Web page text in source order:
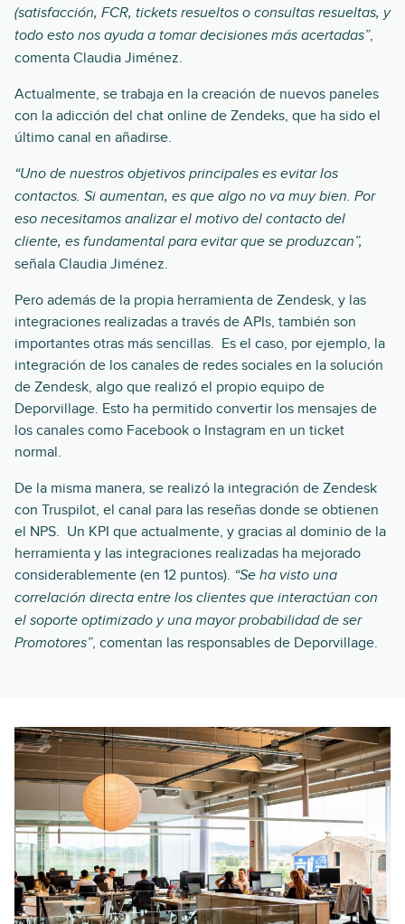
(satisfacción, FCR, tickets resueltos o consultas resueltas, y
todo esto nos ayuda a tomar decisiones más acertadas”,
comenta Claudia Jiménez.
Actualmente, se trabaja en la creación de nuevos paneles
con la adicción del chat online de Zendeks, que ha sido el
último canal en añadirse.
“Uno de nuestros objetivos principales es evitar los
contactos. Si aumentan, es que algo no va muy bien. Por
eso necesitamos analizar el motivo del contacto del
cliente, es fundamental para evitar que se produzcan”,
señala Claudia Jiménez.
Pero además de la propia herramienta de Zendesk, y las
integraciones realizadas a través de APIs, también son
importantes otras más sencillas. Es el caso, por ejemplo, la
integración de los canales de redes sociales en la solución
de Zendesk, algo que realizó el propio equipo de
Deporvillage. Esto ha permitido convertir los mensajes de
los canales como Facebook o Instagram en un ticket
normal.
De la misma manera, se realizó la integración de Zendesk
con Truspilot, el canal para las reseñas donde se obtienen
el NPS. Un KPI que actualmente, y gracias al dominio de la
herramienta y las integraciones realizadas ha mejorado
considerablemente (en 12 puntos). “Se ha visto una
correlación directa entre los clientes que interactúan con
el soporte optimizado y una mayor probabilidad de ser
Promotores”, comentan las responsables de Deporvillage.